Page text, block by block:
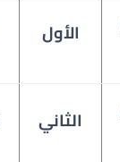
الأول
الثاني